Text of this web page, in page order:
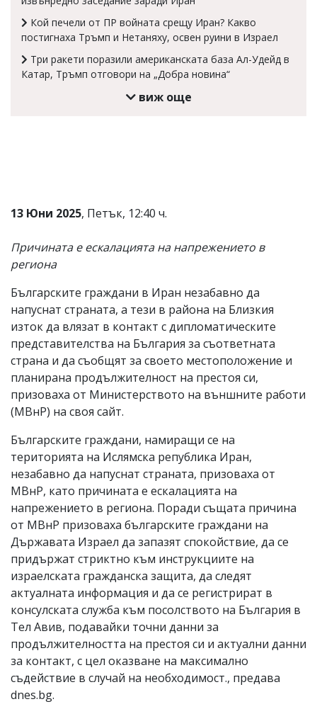
под
статиите
въвеждат
откриете
обиден
вас
коментар,
моля
ни!
Кой печели от ПР войната срещу Иран? Какво
постигнаха Тръмп и Нетаняху, освен руини в Израел
Три ракети поразили американската база Ал-Удейд в
Катар, Тръмп отговори на „Добра новина“
виж още
13 Юни 2025, Петък, 12:40 ч.
Причината е ескалацията на напрежението в
региона
Българските граждани в Иран незабавно да
напуснат страната, а тези в района на Близкия
изток да влязат в контакт с дипломатическите
представителства на България за съответната
страна и да съобщят за своето местоположение и
планирана продължителност на престоя си,
призоваха от Министерството на външните работи
(МВнР) на своя сайт.
Българските граждани, намиращи се на
територията на Ислямска република Иран,
незабавно да напуснат страната, призоваха от
МВнР, като причината е ескалацията на
напрежението в региона. Поради същата причина
от МВнР призоваха българските граждани на
Държавата Израел да запазят спокойствие, да се
придържат стриктно към инструкциите на
израелската гражданска защита, да следят
актуалната информация и да се регистрират в
консулската служба към посолството на България в
Тел Авив, подавайки точни данни за
продължителността на престоя си и актуални данни
за контакт, с цел оказване на максимално
съдействие в случай на необходимост., предава
dnes.bg.